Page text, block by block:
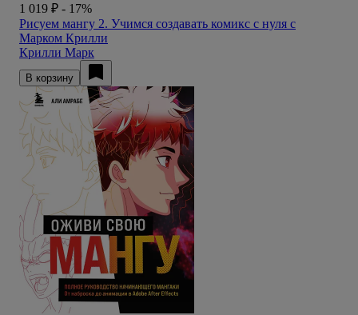
1 019 ₽ - 17%
Рисуем мангу 2. Учимся создавать комикс с нуля с
Марком Крилли
Крилли Марк
В корзину